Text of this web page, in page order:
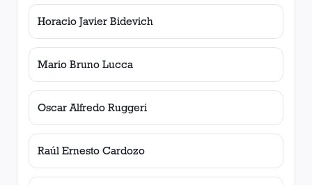
Horacio Javier Bidevich
Mario Bruno Lucca
Oscar Alfredo Ruggeri
Raúl Ernesto Cardozo